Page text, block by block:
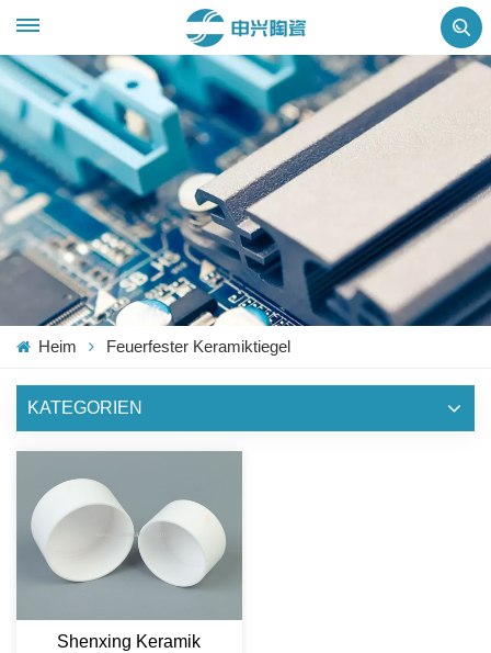
Heim Feuerfester Keramiktiegel
KATEGORIEN
Shenxing Keramik